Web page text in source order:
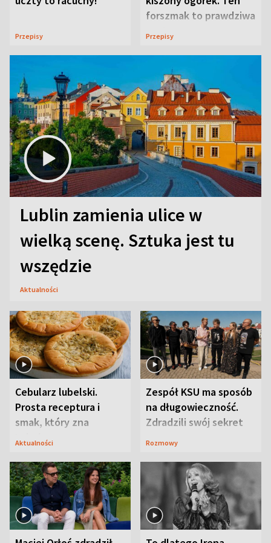
Przepisy
forszmak to prawdziwa
uczta
Przepisy
Lublin zamienia ulice w
wielką scenę. Sztuka jest tu
wszędzie
Aktualności
Cebularz lubelski.
Prosta receptura i
smak, który zna
Lubelszczyzna
Aktualności
Zespół KSU ma sposób
na długowieczność.
Zdradzili swój sekret
Rozmowy